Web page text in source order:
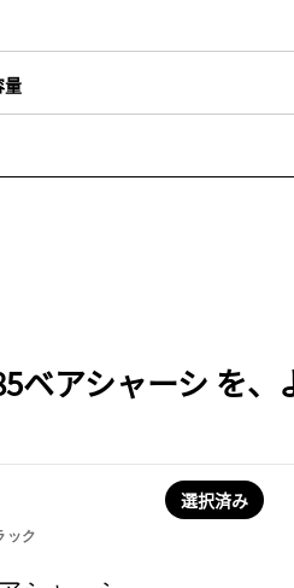
量
ベアシャーシ を、
ック
選択済み